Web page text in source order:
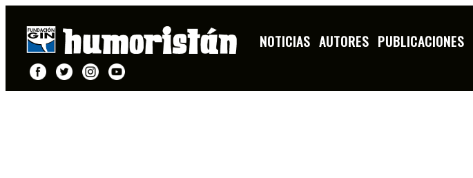
NOTICIAS AUTORES PUBLICACIONES